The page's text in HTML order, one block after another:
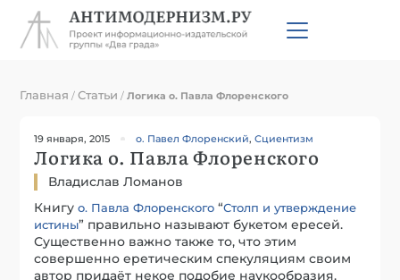
Главная /Статьи /Логика о. Павла Флоренского
19 января, 2015 о. Павел Флоренский,Сциентизм
Логика о. Павла Флоренского
Владислав Ломанов
Книгуо. Павла Флоренского “Столп и утверждение
истины” правильно называют букетом ересей.
Существенно важно также то, что этим
совершенно еретическим спекуляциям своим
автор придаёт некое подобие наукообразия.